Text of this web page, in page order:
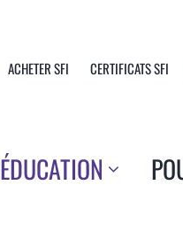
ACHETER SFI CERTIFICATS SFI
ÉDUCATION